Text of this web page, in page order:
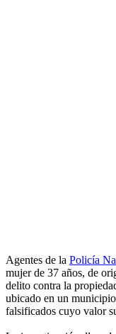
Agentes de la Policía
mujer de 37 años, de
delito contra la
ubicado en un
falsificados cuyo valor